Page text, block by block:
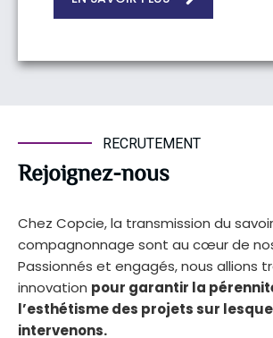
RECRUTEMENT
Rejoignez-nous
Chez Copcie, la transmission du
compagnonnage sont au cœur de
Passionnés et engagés, nous allions
innovation pour garantir la
l’esthétisme des projets sur
intervenons.